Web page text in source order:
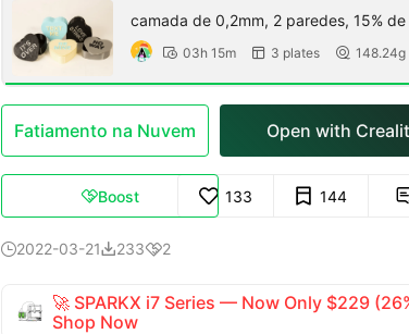
camada de 0,2mm, 2 paredes, 15%
 03h 15m  3 plates  148.24g
Fatiamento na Nuvem Open with
Boost 133 144
2022-03-212332
🚀 SPARKX i7 Series — Now Only $229
Shop Now